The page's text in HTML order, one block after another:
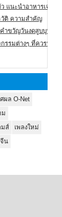
แนะนำอาหารเจ
วัติ ความสำคัญ
ำขวัญวันงดสูบบุหรี่โลก
รรมต่างๆ ที่ควรปฏิบัติ
ผล O-Net
ม
มส์
เพลงใหม่
น